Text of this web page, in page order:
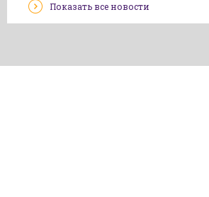
Показать все новости